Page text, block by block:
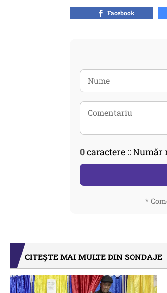
Facebook
0caractere :: Număr
*
CITEȘTE MAI MULTE DIN SONDAJE